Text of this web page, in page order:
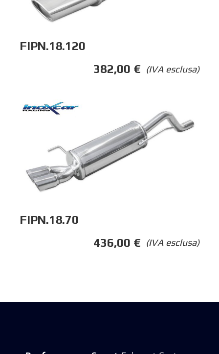
FIPN.18.120
(IVA esclusa)
382,00 €
FIPN.18.70
(IVA esclusa)
436,00 €